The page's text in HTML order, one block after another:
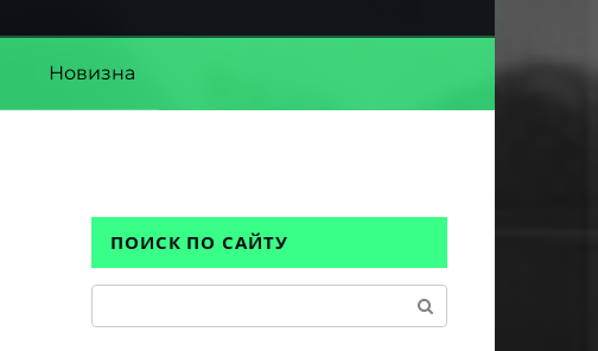
Новизна
ПОИСК ПО САЙТУ